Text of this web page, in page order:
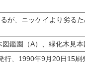
が、ニッケイより劣るた
鑑園（A）、緑化木見本
行、1990年9月20日15刷